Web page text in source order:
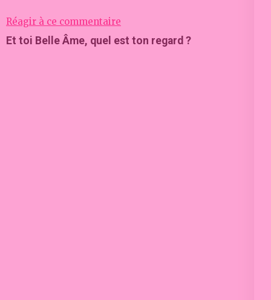
Réagir à ce commentaire
Et toi Belle Âme, quel est ton regard ?